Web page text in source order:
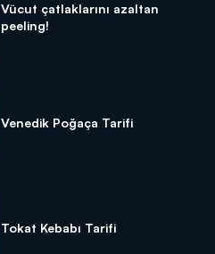
Vücut çatlaklarını azaltan
peeling!
Venedik Poğaça Tarifi
Tokat Kebabı Tarifi